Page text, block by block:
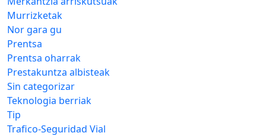
Murrizketak
Nor gara gu
Prentsa
Prentsa oharrak
Prestakuntza albisteak
Sin categorizar
Teknologia berriak
Tip
Trafico-Seguridad Vial